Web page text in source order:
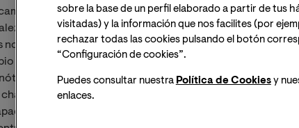
económicos, políticos, ambientales y sociales, los
duración y capacidad de preparación y respuesta van
hacen más vulnerables a emergencias de salud de
climático modifica los ecosistemas y nos expone a
son una realidad cada vez más frecuente como se
vamos a analizar cuáles son los principales riesgos
de prevención, preparación y respuesta
sobre la base de un perfil elaborado a partir de tus
visitadas) y la información que nos facilites (por
rechazar todas las cookies pulsando el botón
“Configuración de cookies”.
Puedes consultar nuestra Política de Cookiesy
enlaces.